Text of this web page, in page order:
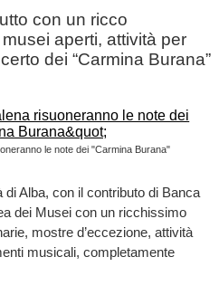
con un ricco
aperti, attività per
dei “Carmina Burana”
le note dei "Carmina Burana"
Alba, con il contributo di Banca
dei Musei con un ricchissimo
mostre d’eccezione, attività
musicali, completamente